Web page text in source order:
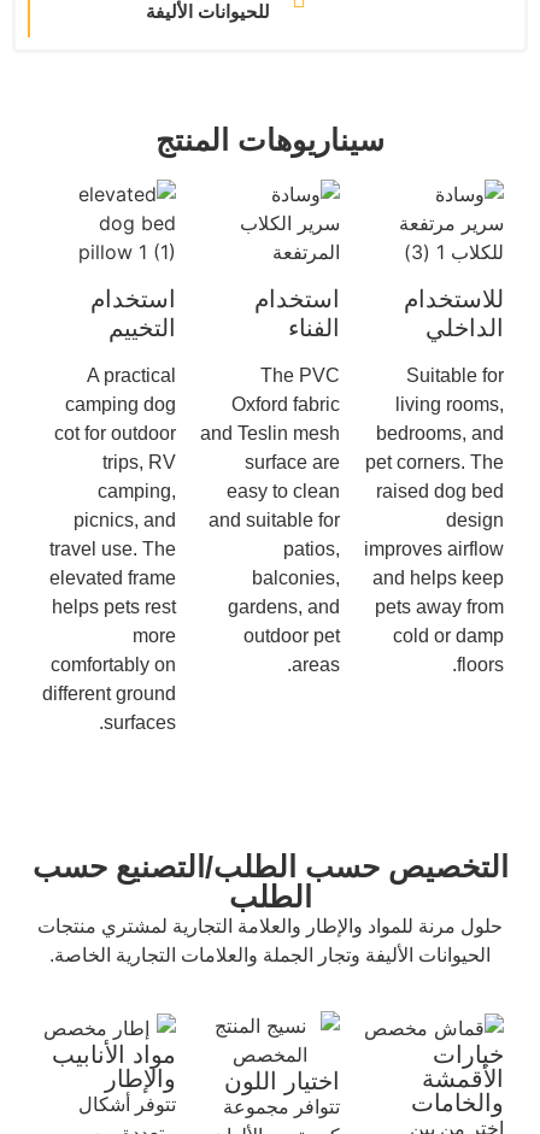
للحيوانات الأليفة
سيناريوهات المنتج
للاستخدام
الداخلي
Suitable for
living rooms,
bedrooms, and
pet corners. The
raised dog bed
design
improves airflow
and helps keep
pets away from
cold or damp
floors.
استخدام
الفناء
The PVC
Oxford fabric
and Teslin mesh
surface are
easy to clean
and suitable for
patios,
balconies,
gardens, and
outdoor pet
areas.
استخدام
التخييم
A practical
camping dog
cot for outdoor
trips, RV
camping,
picnics, and
travel use. The
elevated frame
helps pets rest
more
comfortably on
different ground
surfaces.
التخصيص حسب الطلب/التصنيع حسب
الطلب
حلول مرنة للمواد والإطار والعلامة التجارية لمشتري منتجات
الحيوانات الأليفة وتجار الجملة والعلامات التجارية الخاصة.
خيارات
الأقمشة
والخامات
اختر من بين
اختيار اللون
تتوافر مجموعة
مواد الأنابيب
والإطار
تتوفر أشكال